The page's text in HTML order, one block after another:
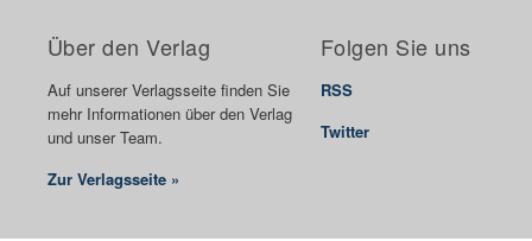
Über den Verlag
Auf unserer Verlagsseite finden Sie
mehr Informationen über den Verlag
und unser Team.
Zur Verlagsseite »
Folgen Sie uns
RSS
Twitter